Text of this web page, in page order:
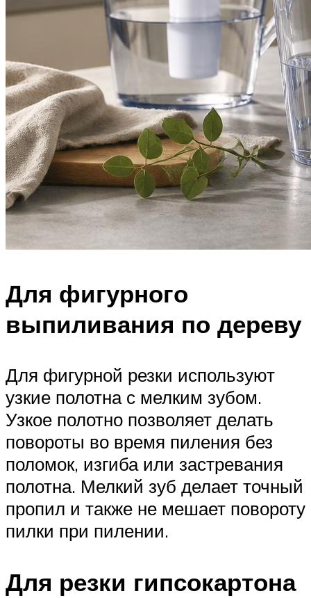
Для фигурного
выпиливания по дереву
Для фигурной резки используют
узкие полотна с мелким зубом.
Узкое полотно позволяет делать
повороты во время пиления без
поломок, изгиба или застревания
полотна. Мелкий зуб делает точный
пропил и также не мешает повороту
пилки при пилении.
Для резки гипсокартона